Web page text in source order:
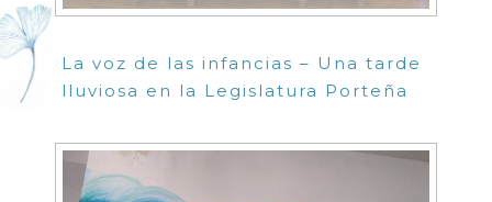
La voz de las infancias – Una tarde
lluviosa en la Legislatura Porteña